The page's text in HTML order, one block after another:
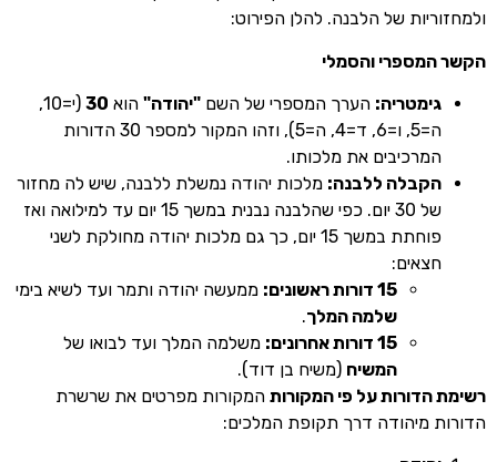
של הלבנה. להלן הפירוט:
והסמלי
הערך המספרי של השם"יהודה" הוא30
(י=10,
ה=5, ו=6, ד=4, ה=5), וזהו המקור למספר 30 הדורות
את מלכותו.
ללבנה:מלכות יהודה נמשלת ללבנה, שיש לה מחזור
של 30 יום. כפי שהלבנה נבנית במשך 15 יום עד למילואה ואז
פוחתת במשך 15 יום, כך גם מלכות יהודה מחולקת לשני
ממעשה יהודה ותמר ועד לשיא בימי
שלמה המלך.
משלמה המלך ועד לבואו של
(משיח בן דוד).
על פי המקורותהמקורות מפרטים את שרשרת
מיהודה דרך תקופת המלכים: